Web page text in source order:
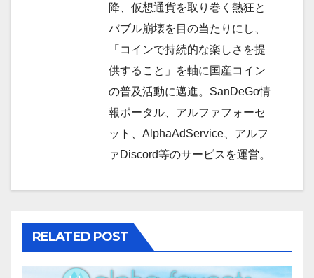
降、仮想通貨を取り巻く熱狂と
バブル崩壊を目の当たりにし、
「コインで持続的な楽しさを提
供すること」を軸に国産コイン
の普及活動に邁進。SanDeGo情
報ポータル、アルファフォーセ
ット、AlphaAdService、アルフ
ァDiscord等のサービスを運営。
RELATED POST